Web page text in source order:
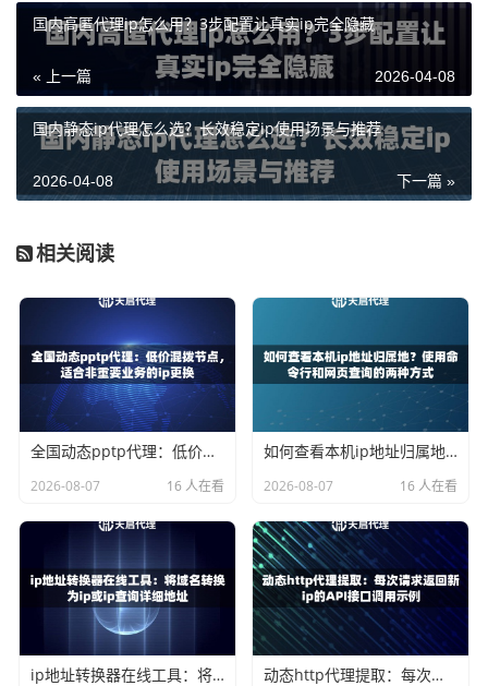
你可能大部分时间都花在了频繁更换IP上，工作效率大打折
扣。天启代理的自建机房纯净网络，就从源头上保证了IP的
纯净和高可用性，其IP可用率可以稳定在99%以上。
第二是速度和稳定性。响应延迟是关键。比如你需要快速抓
取数据，IP的响应延迟如果动不动就几百毫秒甚至几秒，那
任务完成时间就会成倍增加。天启代理的响应延迟能控制在1
0毫秒以内，这对于需要高并发、快速响应的业务场景来说，
你现有的工具或代码中。它应该支持常见的HTTP/HTTPS/S
OCKS5协议，并提供清晰易懂的API接口。这样无论你是用
在爬虫程序、营销工具还是其他业务系统里，都能快速上
手。
天启代理的核心优势解析
这些特性的。
在基础设施上，天启代理拥有全国200多个城市的节点，并
且是自建机房。这意味着他们对IP资源有完全的控制力，可
以有效避免外部网络波动带来的影响，确保线路的稳定和高
速。这种一手IP资源是很多代理服务商难以比拟的。
国内高匿代理ip怎么用？3步配置让真实ip完全隐藏
« 上一篇 2026-04-08
国内静态ip代理怎么选？长效稳定ip使用场景与推荐
下一篇 »
2026-04-08
相关阅读
全国动态pptp代理：低价混拨节点，适合非重要业务的ip更换
2026-08-07 16 人在看
如何查看本机ip地址归属地？使用命令行和网页查询的两种方式
2026-08-07 16 人在看
ip地址转换器在线工具：将域名转换为ip或ip查询详细地址 动态http代理提取：每次请求返回新ip的API接口调用示例